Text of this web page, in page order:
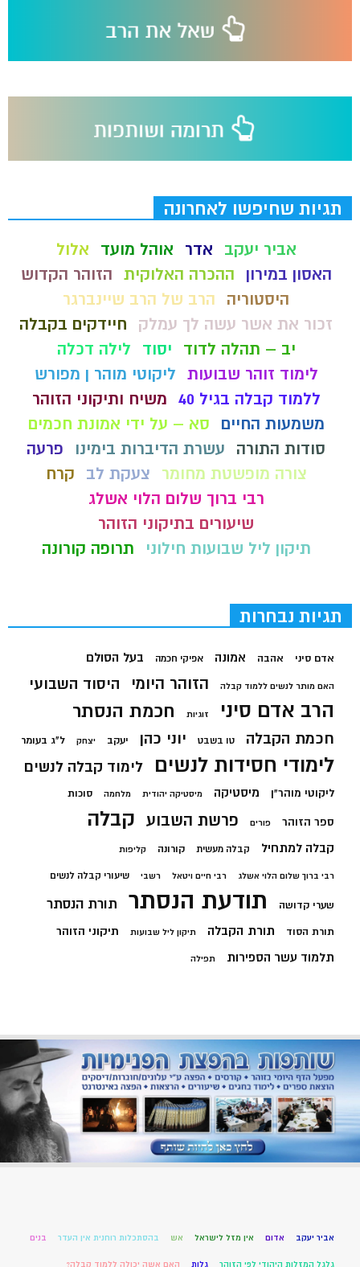
תגיות שחיפשו לאחרונה
אביר יעקב אדר אוהל מועד
אלול
האסון במירון
ההכרה האלוקית הזוהר הקדוש
היסטוריה
הרב של הרב שיינברגר
זכור את אשר עשה לך עמלק
חיידקים בקבלה
יב – תהלה לדוד
יסוד
לילה דכלה
לימוד זוהר שבועות ליקוטי מוהר ן מפורש
ללמוד קבלה בגיל 40
משיח ותיקוני הזוהר
משמעות החיים
סא – על ידי אמונת חכמים
סודות התורה
עשרת הדיברות בימינו
פרעה
צורה מופשטת מחומר
צעקת לב
קרח
רבי ברוך שלום הלוי אשלג
שיעורים בתיקוני הזוהר
תיקון ליל שבועות חילוני
תרופה קורונה
תגיות נבחרות
אדם סיני אהבה אמונה אפיקי חכמה בעל הסולם
האם מותר לנשים ללמוד קבלה הזוהר היומי היסוד השבועי
הרב אדם סיני זוגיות חכמת הנסתר
חכמת הקבלה טו בשבט יוני כהן יעקב יצחק ל"ג בעומר
לימודי חסידות לנשים לימוד קבלה לנשים
ליקוטי מוהר"ן מיסטיקה מיסטיקה יהודית מלחמה סוכות
ספר הזוהר פורים פרשת השבוע קבלה
קבלה למתחיל קבלה מעשית קורונה קליפות
רבי ברוך שלום הלוי אשלג רבי חיים ויטאל רשבי שיעורי קבלה לנשים
שערי קדושה תודעת הנסתר תורת הנסתר
תורת הסוד תורת הקבלה תיקון ליל שבועות תיקוני הזוהר
תלמוד עשר הספירות תפילה
אביר יעקב אדום אין מזל לישראל אש בהסתכלות רוחנית אין העדר בנים
גלגל המזלות היהודי לפי הזוהר גלות האם אשה יכולה ללמוד קבלה?